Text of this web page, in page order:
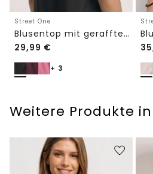
Street One
Blusentop mit gerafftem Rundhals
29,99 €
+ 3
Weitere Produkte